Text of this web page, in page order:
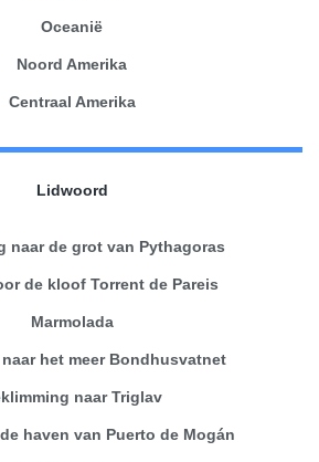
Oceanië
Noord Amerika
Centraal Amerika
Lidwoord
naar de grot van Pythagoras
de kloof Torrent de Pareis
Marmolada
het meer Bondhusvatnet
naar Triglav
haven van Puerto de Mogán